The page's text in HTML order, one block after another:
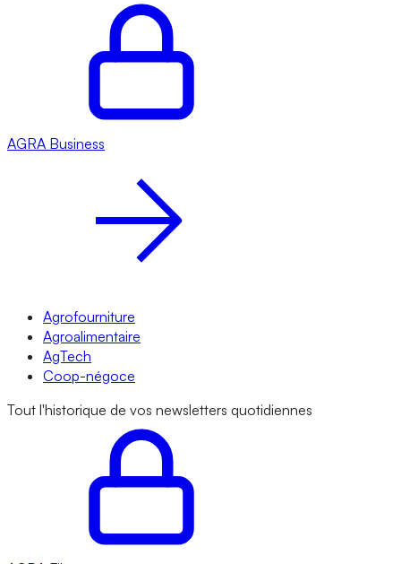
AGRA Business
Agrofourniture
Agroalimentaire
AgTech
Coop-négoce
Tout l'historique de vos newsletters quotidiennes